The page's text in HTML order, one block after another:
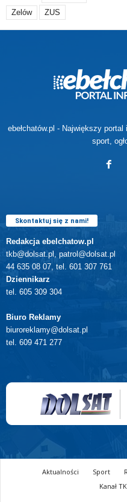
Zelów ZUS
ebełchatów.pl - Największy
sport,
Skontaktuj się z nami!
Redakcja ebelchatow.pl
tkb@dolsat.pl, patrol@dolsat.pl
44 635 08 07, tel. 601 307 761
Dziennikarz
tel. 605 309 304
Biuro Reklamy
biuroreklamy@dolsat.pl
tel. 609 471 277
Aktualności Sport
Kanał